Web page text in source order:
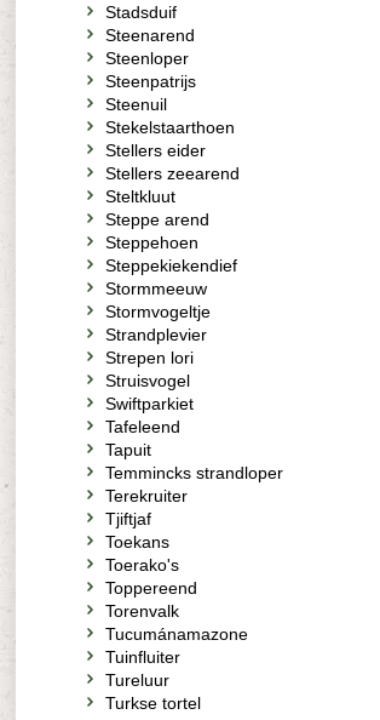
Stadsduif
Steenarend
Steenloper
Steenpatrijs
Steenuil
Stekelstaarthoen
Stellers eider
Stellers zeearend
Steltkluut
Steppe arend
Steppehoen
Steppekiekendief
Stormmeeuw
Stormvogeltje
Strandplevier
Strepen lori
Struisvogel
Swiftparkiet
Tafeleend
Tapuit
Temmincks strandloper
Terekruiter
Tjiftjaf
Toekans
Toerako's
Toppereend
Torenvalk
Tucumánamazone
Tuinfluiter
Tureluur
Turkse tortel